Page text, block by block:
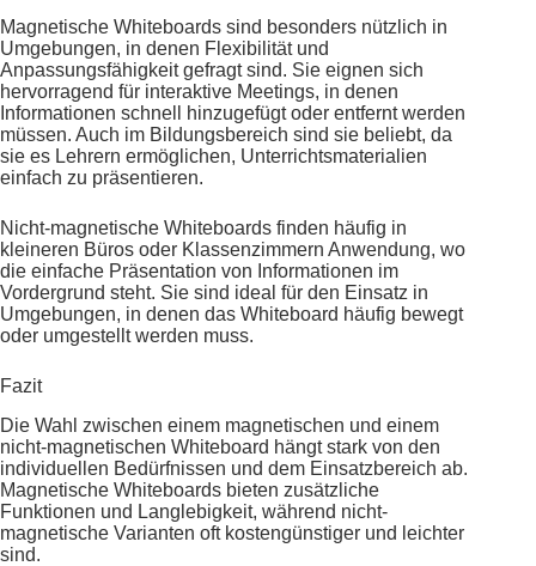
Magnetische Whiteboards sind besonders nützlich in
Umgebungen, in denen Flexibilität und
Anpassungsfähigkeit gefragt sind. Sie eignen sich
hervorragend für interaktive Meetings, in denen
Informationen schnell hinzugefügt oder entfernt werden
müssen. Auch im Bildungsbereich sind sie beliebt, da
sie es Lehrern ermöglichen, Unterrichtsmaterialien
einfach zu präsentieren.
Nicht-magnetische Whiteboards finden häufig in
kleineren Büros oder Klassenzimmern Anwendung, wo
die einfache Präsentation von Informationen im
Vordergrund steht. Sie sind ideal für den Einsatz in
Umgebungen, in denen das Whiteboard häufig bewegt
oder umgestellt werden muss.
Fazit
Die Wahl zwischen einem magnetischen und einem
nicht-magnetischen Whiteboard hängt stark von den
individuellen Bedürfnissen und dem Einsatzbereich ab.
Magnetische Whiteboards bieten zusätzliche
Funktionen und Langlebigkeit, während nicht-
magnetische Varianten oft kostengünstiger und leichter
sind.